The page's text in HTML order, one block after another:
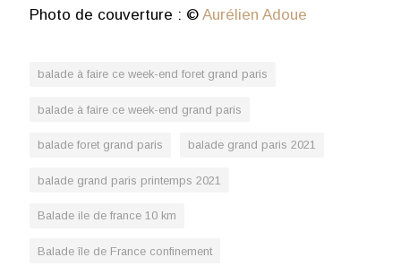
Photo de couverture : © Aurélien Adoue
balade à faire ce week-end foret grand paris
balade à faire ce week-end grand paris
balade foret grand paris balade grand paris 2021
balade grand paris printemps 2021
Balade ile de france 10 km
Balade île de France confinement